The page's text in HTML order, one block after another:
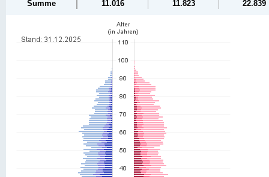
Summe
11.016 11.823 22.839